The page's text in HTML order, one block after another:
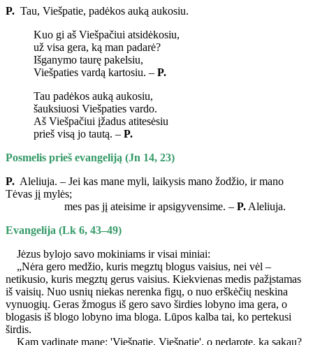
P. Tau, Viešpatie, padėkos auką aukosiu.
Kuo gi aš Viešpačiui atsidėkosiu,
už visa gera, ką man padarė?
Išganymo taurę pakelsiu,
Viešpaties vardą kartosiu. – P.
Tau padėkos auką aukosiu,
šauksiuosi Viešpaties vardo.
Aš Viešpačiui įžadus atitesėsiu
prieš visą jo tautą. – P.
Posmelis prieš evangeliją (Jn 14, 23)
P. Aleliuja. – Jei kas mane myli, laikysis mano žodžio, ir mano
Tėvas jį mylės;
mes pas jį ateisime ir apsigyvensime. – P. Aleliuja.
Evangelija (Lk 6, 43–49)
Jėzus bylojo savo mokiniams ir visai miniai:
„Nėra gero medžio, kuris megztų blogus vaisius, nei vėl –
netikusio, kuris megztų gerus vaisius. Kiekvienas medis pažįstamas
iš vaisių. Nuo usnių niekas nerenka figų, o nuo erškėčių neskina
vynuogių. Geras žmogus iš gero savo širdies lobyno ima gera, o
blogasis iš blogo lobyno ima bloga. Lūpos kalba tai, ko pertekusi
širdis.
Kam vadinate mane: 'Viešpatie, Viešpatie', o nedarote, ką sakau?